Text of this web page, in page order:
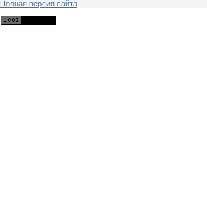
Полная версия сайта